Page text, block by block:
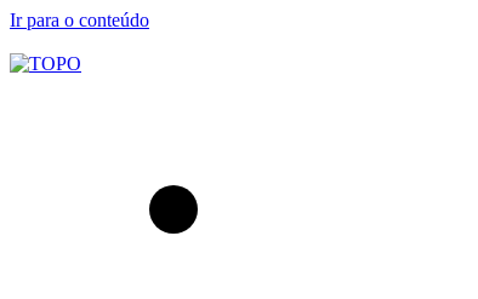
Ir para o conteúdo